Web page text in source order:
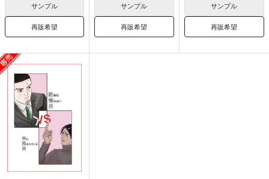
サンプル
再販希望
サンプル
再販希望
サンプル
再販希望